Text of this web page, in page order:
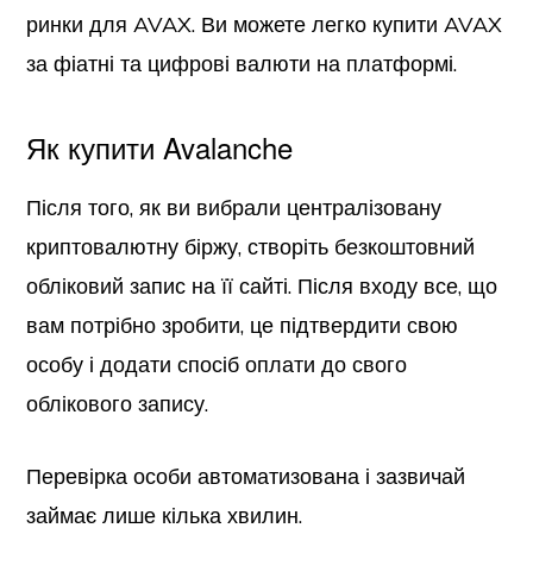
ринки для AVAX. Ви можете легко купити AVAX
за фіатні та цифрові валюти на платформі.
Як купити Avalanche
Після того, як ви вибрали централізовану
криптовалютну біржу, створіть безкоштовний
обліковий запис на її сайті. Після входу все, що
вам потрібно зробити, це підтвердити свою
особу і додати спосіб оплати до свого
облікового запису.
Перевірка особи автоматизована і зазвичай
займає лише кілька хвилин.